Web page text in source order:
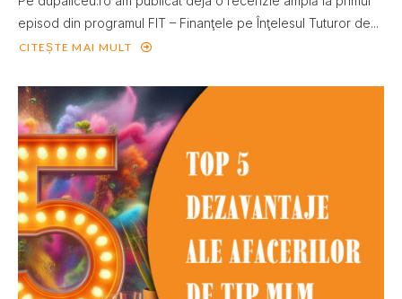
episod din programul FIT – Finanţele pe Înţelesul Tuturor de...
CITEȘTE MAI MULT